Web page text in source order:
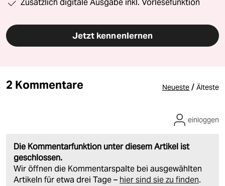
Zusätzlich digitale Ausgabe inkl. Vorlesefunktion
Jetzt kennenlernen
2 Kommentare Neueste / Älteste
Die Kommentarfunktion unter diesem Artikel ist
geschlossen.
Wir öffnen die Kommentarspalte bei ausgewählten
Artikeln für etwa drei Tage – hier sind sie zu finden.
einloggen